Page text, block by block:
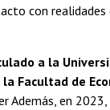
con realidades
a la
Facultad de
Además, en